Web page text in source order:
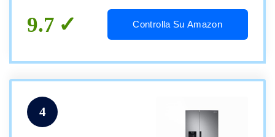
9.7 Controlla Su Amazon
4